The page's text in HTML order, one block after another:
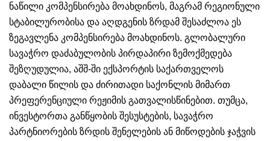
ნაწილი კომპენსირება მოახდინოს, მაგრამ რეგიონული
სტაბილურობისა და აღდგენის ზრდამ შესაძლოა ეს
ზეგავლენა კომპენსირება მოახდინოს. გლობალური
სავაჭრო დაძაბულობის პირდაპირი ზემოქმედება
შეზღუდულია, აშშ-ში ექსპორტის საქართველოს
დაბალი წილის და ძირითადი საქონლის მიმართ
პრეფერენციული რეჟიმის გათვალისწინებით. თუმცა,
ინვესტორთა განწყობის შესუსტების, სავაჭრო
პარტნიორების ზრდის შენელების ან მიწოდების ჯაჭვის